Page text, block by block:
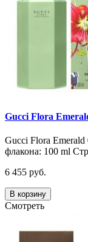
Gucci Flora
Gucci Flora
флакона: 100 ml
6 455 руб.
В корзину
Смотреть